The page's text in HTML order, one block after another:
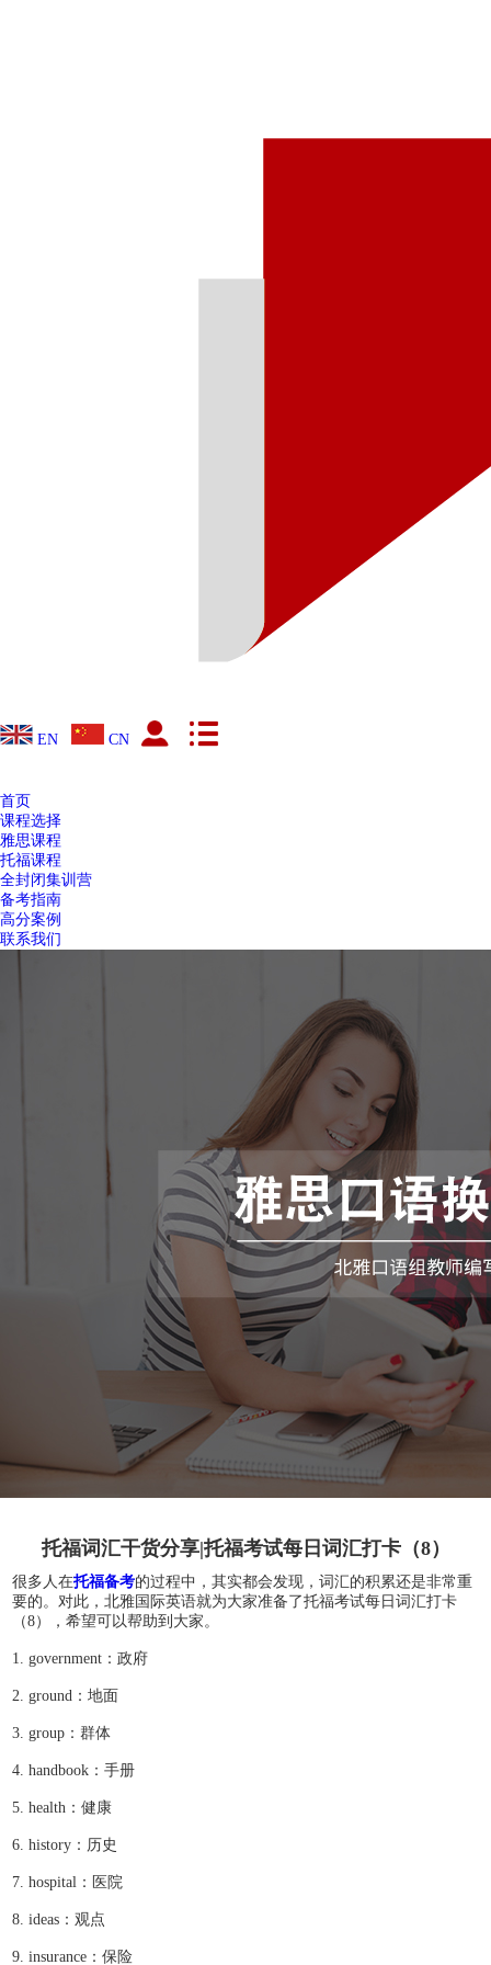
EN CN
首页
课程选择
雅思课程
托福课程
全封闭集训营
备考指南
高分案例
联系我们
托福词汇干货分享|托福考试每日词汇打卡（8）
很多人在托福备考的过程中，其实都会发现，词汇的积累还是非常重
要的。对此，北雅国际英语就为大家准备了托福考试每日词汇打卡
（8），希望可以帮助到大家。
1. government：政府
2. ground：地面
3. group：群体
4. handbook：手册
5. health：健康
6. history：历史
7. hospital：医院
8. ideas：观点
9. insurance：保险